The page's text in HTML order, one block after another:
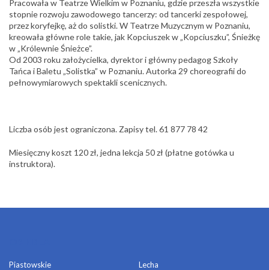
Pracowała w Teatrze Wielkim w Poznaniu, gdzie przeszła wszystkie
stopnie rozwoju zawodowego tancerzy: od tancerki zespołowej,
przez koryfejkę, aż do solistki. W Teatrze Muzycznym w Poznaniu,
kreowała główne role takie, jak Kopciuszek w „Kopciuszku”, Śnieżkę
w „Królewnie Śnieżce”.
Od 2003 roku założycielka, dyrektor i główny pedagog Szkoły
Tańca i Baletu „Solistka” w Poznaniu. Autorka 29 choreografii do
pełnowymiarowych spektakli scenicznych.
Liczba osób jest ograniczona. Zapisy tel. 61 877 78 42
Miesięczny koszt 120 zł, jedna lekcja 50 zł (płatne gotówka u
instruktora).
Piastowskie
Lecha